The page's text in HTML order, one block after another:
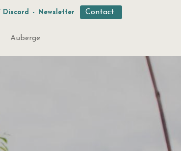
Discord - Newsletter Contact
Auberge